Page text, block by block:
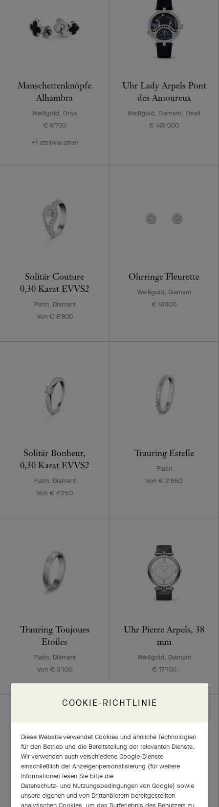
Manschettenknöpfe
Alhambra
Weißgold, Onyx
€ 6'700
+1 steinvariation
Uhr Lady Arpels Pont
des Amoureux
Weißgold, Diamant, Email
€ 149'000
Solitär Couture
0,30 Karat EVVS2
Platin, Diamant
Von € 6'800
Ohrringe Fleurette
Weißgold, Diamant
€ 18'400
Solitär Bonheur,
0,30 Karat EVVS2
Platin, Diamant
Von € 4'250
Trauring Estelle
Platin
Von € 2'650
Trauring Toujours
Etoiles
Platin, Diamant
Von € 3'100
Uhr Pierre Arpels, 38
mm
Weißgold, Diamant
€ 17'100
COOKIE-RICHTLINIE
Diese Website verwendet Cookies und ähnliche Technologien
für den Betrieb und die Bereitstellung der relevanten Dienste.
Wir verwenden auch verschiedene Google-Dienste
einschließlich der Anzeigenpersonalisierung (für weitere
Informationen lesen Sie bitte die
Datenschutz- und Nutzungsbedingungen von Google) sowie
unsere eigenen und von Drittanbietern bereitgestellten
analytischen Cookies, um das Surferlebnis des Benutzers zu